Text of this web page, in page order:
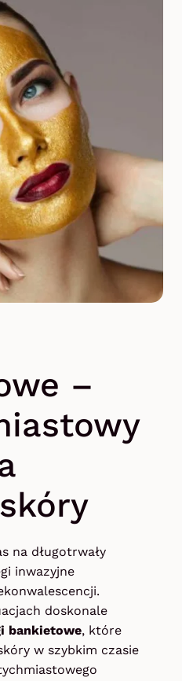
–
na długotrwały
inwazyjne
doskonale
bankietowe, które
w szybkim czasie